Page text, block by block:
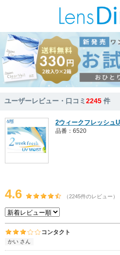
ユーザーレビュー・口コミ2245 件
2ウィークフレッシュ
品番：6520
4.6 （2245件のレビュー）
コンタクト
かい さん